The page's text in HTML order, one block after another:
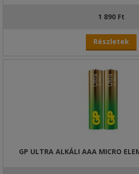
1 890 Ft
Részletek
GP ULTRA ALKÁLI AAA MICRO